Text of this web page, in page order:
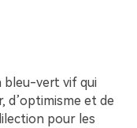
bleu-vert vif qui
d’optimisme et de
pour les